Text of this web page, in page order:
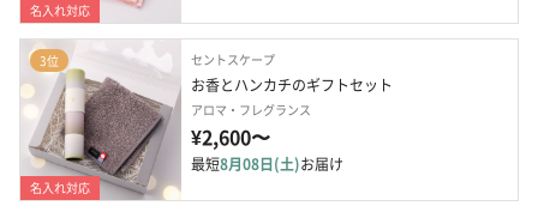
名入れ対応
3位
名入れ対応
セントスケープ
お香とハンカチのギフトセット
アロマ・フレグランス
¥2,600〜
最短8月08日(土)お届け